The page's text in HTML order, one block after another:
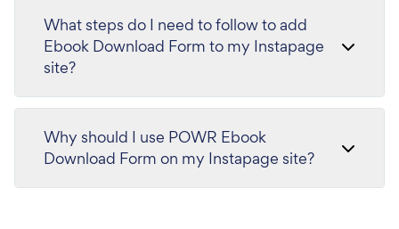
What steps do I need to follow to add
Ebook Download Form to my Instapage
site?
Why should I use POWR Ebook
Download Form on my Instapage site?